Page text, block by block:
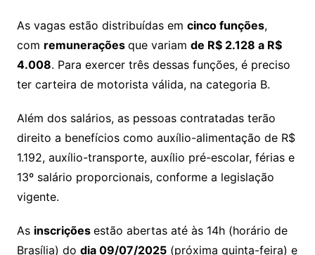
As vagas estão distribuídas em cinco funções,
com remunerações que variam de R$ 2.128 a R$
4.008. Para exercer três dessas funções, é preciso
ter carteira de motorista válida, na categoria B.
Além dos salários, as pessoas contratadas terão
direito a benefícios como auxílio-alimentação de R$
1.192, auxílio-transporte, auxílio pré-escolar, férias e
13º salário proporcionais, conforme a legislação
vigente.
As inscrições estão abertas até às 14h (horário de
Brasília) do dia 09/07/2025(próxima quinta-feira) e